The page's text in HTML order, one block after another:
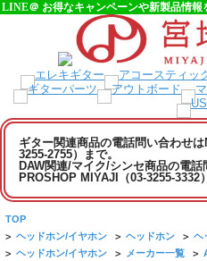
LINE＠ お得なキャンペーンや新製品情
ギター関連商品の電話問い合わせ
3255-2755）まで。
DAW関連/マイク/シンセ商品の電
PROSHOP MIYAJI（03-3255-3332
TOP
> ヘッドホン/イヤホン > ヘッドホン > ヘ
> ヘッドホン/イヤホン > メーカー一覧 >